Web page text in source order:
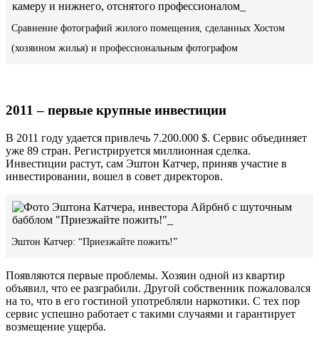
Сравнение фотографий жилого помещения, сделанных Хостом
(хозяином жилья) и профессиональным фотографом
2011 – первые крупные инвестиции
В 2011 году удается привлечь 7.200.000 $. Сервис объединяет
уже 89 стран. Регистрируется миллионная сделка.
Инвестиции растут, сам Эштон Катчер, приняв участие в
инвестировании, вошел в совет директоров.
Эштон Катчер: “Приезжайте пожить!”
Появляются первые проблемы. Хозяин одной из квартир
объявил, что ее разграбили. Другой собственник пожаловался
на то, что в его гостиной употребляли наркотики. С тех пор
сервис успешно работает с такими случаями и гарантирует
возмещение ущерба.